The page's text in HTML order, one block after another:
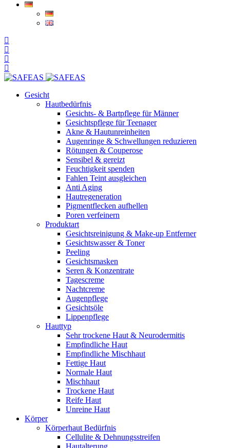
Gesicht
Hautbedürfnis
Gesichts- & Bartpflege für Männer
Gesichtspflege für Teenager
Akne & Hautunreinheiten
Augenringe & Schwellungen reduzieren
Rötungen & Couperose
Sensibel & gereizt
Feuchtigkeit spenden
Fahlen Teint ausgleichen
Anti Aging
Hautregeneration
Pigmentflecken aufhellen
Poren verfeinern
Produktart
Gesichtsreinigung & Make-up Entferner
Gesichtswasser & Toner
Peeling
Gesichtsmasken
Seren & Konzentrate
Tagescreme
Nachtcreme
Augenpflege
Gesichtsöle
Lippenpflege
Hauttyp
Sehr trockene Haut & Neurodermitis
Empfindliche Haut
Empfindliche Mischhaut
Fettige Haut
Normale Haut
Mischhaut
Trockene Haut
Reife Haut
Unreine Haut
Körper
Körperhaut Bedürfnis
Cellulite & Dehnungsstreifen
Hautalterung